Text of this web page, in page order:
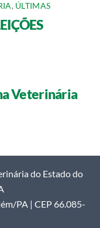
, ÚLTIMAS
Veterinária
do Estado do
PA | CEP 66.085-